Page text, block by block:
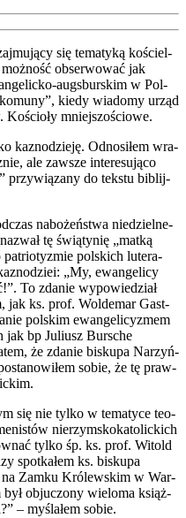
się tema­ty­ką kościel­
obser­wo­wać jak
augs­bur­skim w Pol­
kie­dy wia­do­my urząd
Kościo­ły mniej­szo­ścio­we.
kazno­dzie­ję. Odno­si­łem wra­
ale zawsze inte­re­su­ją­co
przy­wią­za­ny do tek­stu biblij­
nabo­żeń­stwa nie­dziel­ne­
tę świą­ty­nię „mat­ką
patrio­ty­zmie pol­skich lute­ra­
„My, ewan­ge­li­cy
To zda­nie wypo­wie­dział
jak ks. prof. Wol­de­mar Gast­
pol­skim ewan­ge­li­cy­zmem
jak bp Juliusz Bur­sche
że zda­nie bisku­pa Narzyń­
sobie, że tę praw­
się nie tyl­ko w tema­ty­ce teo­
nie­rzym­sko­ka­to­lic­kich
tyl­ko śp. ks. prof. Witold
spo­tka­łem ks. bisku­pa
Zam­ku Kró­lew­skim w War­
był obju­czo­ny wie­lo­ma książ­
– myśla­łem sobie.